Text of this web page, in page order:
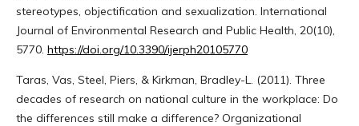
stereotypes, objectification and sexualization. International
Journal of Environmental Research and Public Health, 20(10),
5770. https://doi.org/10.3390/ijerph20105770
Taras, Vas, Steel, Piers, & Kirkman, Bradley-L. (2011). Three
decades of research on national culture in the workplace: Do
the differences still make a difference? Organizational